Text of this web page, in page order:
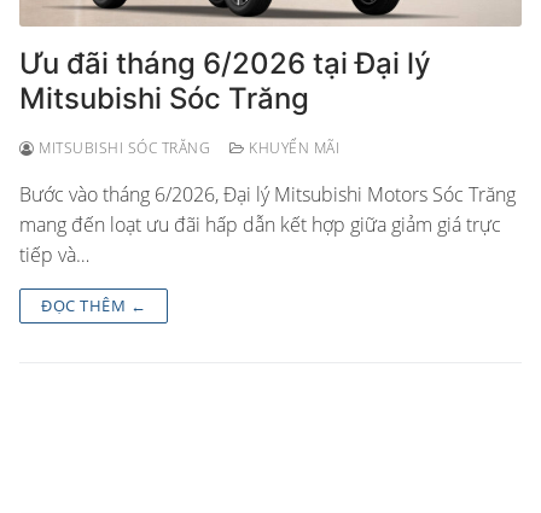
Ưu đãi tháng 6/2026 tại Đại lý
Mitsubishi Sóc Trăng
MITSUBISHI SÓC TRĂNG KHUYẾN MÃI
Bước vào tháng 6/2026, Đại lý Mitsubishi Motors Sóc Trăng
mang đến loạt ưu đãi hấp dẫn kết hợp giữa giảm giá trực
tiếp và…
ĐỌC THÊM ←